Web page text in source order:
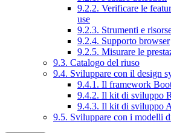
9.2.2. Verificare le
use
9.2.3. Strumenti e
9.2.4. Supporto browser
9.2.5. Misurare le
9.3. Catalogo del riuso
9.4. Sviluppare con il design
9.4.1. Il framework
9.4.2. Il kit di sviluppo
9.4.3. Il kit di sviluppo
9.5. Sviluppare con i modelli